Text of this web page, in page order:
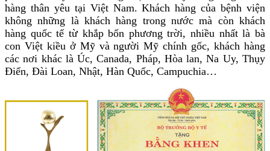
hàng thân yêu tại Việt Nam. Khách hàng của bệnh viện
không những là khách hàng trong nước mà còn khách
hàng quốc tế từ khắp bốn phương trời, nhiều nhất là bà
con Việt kiều ở Mỹ và người Mỹ chính gốc, khách hàng
các nơi khác là Úc, Canada, Pháp, Hòa lan, Na Uy, Thụy
Điển, Đài Loan, Nhật, Hàn Quốc, Campuchia…